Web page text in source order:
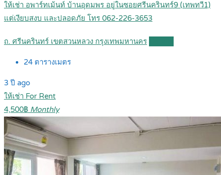
ให้เช่า อพาร์ทเม้นท์ บ้านอุดมพร อยู่ในซอยศรีนครินทร์9 (เทพทวี1)
แต่เงียบสงบ และปลอดภัย โทร 062-226-3653
ถ. ศรีนครินทร์ เขตสวนหลวง กรุงเทพมหานคร
24 ตารางเมตร
3 ปี ago
ให้เช่า For Rent
4,500฿ Monthly